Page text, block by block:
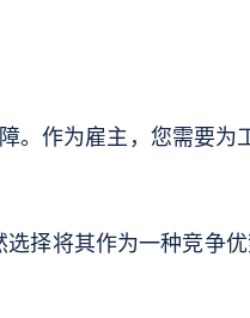
。作为雇主，您需要为
择将其作为一种竞争优